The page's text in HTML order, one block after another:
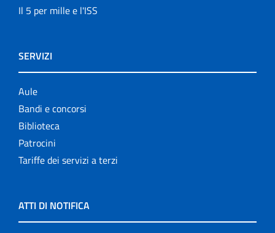
Il 5 per mille e l'ISS
SERVIZI
Aule
Bandi e concorsi
Biblioteca
Patrocini
Tariffe dei servizi a terzi
ATTI DI NOTIFICA